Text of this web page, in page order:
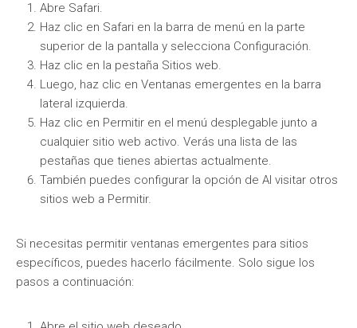
Abre Safari.
Haz clic en Safari en la barra de menú en la parte
superior de la pantalla y selecciona Configuración.
Haz clic en la pestaña Sitios web.
Luego, haz clic en Ventanas emergentes en la barra
lateral izquierda.
Haz clic en Permitir en el menú desplegable junto a
cualquier sitio web activo. Verás una lista de las
pestañas que tienes abiertas actualmente.
También puedes configurar la opción de Al visitar otros
sitios web a Permitir.
Si necesitas permitir ventanas emergentes para sitios
específicos, puedes hacerlo fácilmente. Solo sigue los
pasos a continuación: